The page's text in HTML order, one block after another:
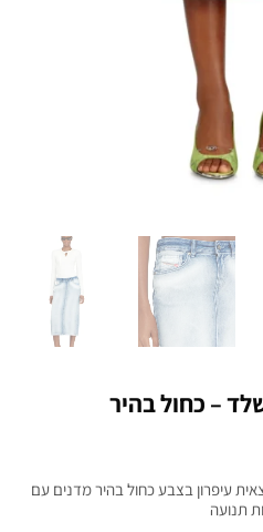
– כחול בהיר
עיפרון בצבע כחול בהיר מדנים עם
תנועה